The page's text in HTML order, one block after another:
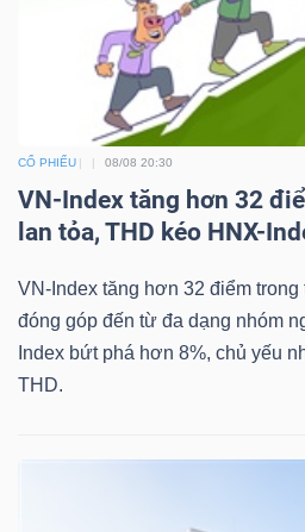
CỔ PHIẾU 08/08 20:30
VN-Index tăng hơn 32
lan tỏa, THD kéo HNX-
VN-Index tăng hơn 32 điểm
đóng góp đến từ đa dạng nhóm
Index bứt phá hơn 8%, chủ yếu
THD.